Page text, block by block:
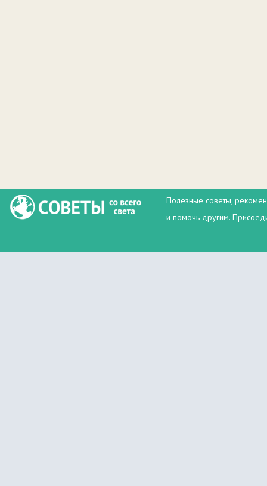
Полезные советы,
и помочь другим.